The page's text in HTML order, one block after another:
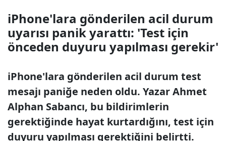
iPhone'lara gönderilen acil durum
uyarısı panik yarattı: 'Test için
önceden duyuru yapılması gerekir'
iPhone'lara gönderilen acil durum test
mesajı paniğe neden oldu. Yazar Ahmet
Alphan Sabancı, bu bildirimlerin
gerektiğinde hayat kurtardığını, test için
duyuru yapılması gerektiğini belirtti.